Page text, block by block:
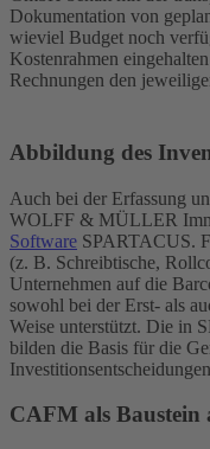
Dokumentation von
wieviel Budget noch
Kostenrahmen
Rechnungen den
Abbildung des
Auch bei der Erfassung
WOLFF & MÜLLER
Software SPARTACUS.
(z. B. Schreibtische,
Unternehmen auf die
sowohl bei der Erst- als
Weise unterstützt. Die in
bilden die Basis für die
CAFM als Baustein